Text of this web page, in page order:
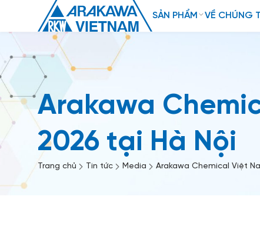
SẢN PHẨM VỀ CHÚNG
Arakawa
2026 tại Hà Nội
Trang chủ Tin tức Media Arakawa Chemical Việt